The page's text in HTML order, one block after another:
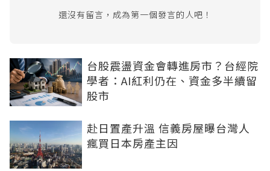
還沒有留言，成為第一個發言的人吧！
台股震盪資金會轉進房市？台經院
學者：AI紅利仍在、資金多半續留
股市
赴日置產升溫 信義房屋曝台灣人
瘋買日本房產主因